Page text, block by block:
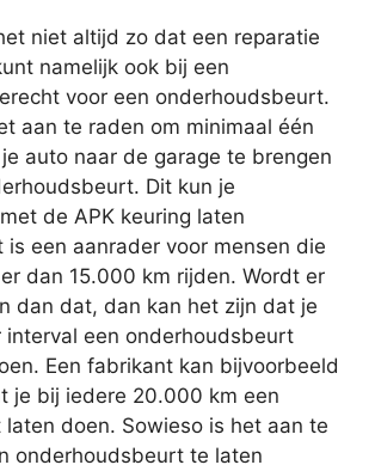
niet altijd zo dat een reparatie
namelijk ook bij een
voor een onderhoudsbeurt.
aan te raden om minimaal één
auto naar de garage te brengen
Dit kun je
de APK keuring laten
is een aanrader voor mensen die
dan 15.000 km rijden. Wordt er
dan dat, dan kan het zijn dat je
interval een onderhoudsbeurt
Een fabrikant kan bijvoorbeeld
je bij iedere 20.000 km een
laten doen. Sowieso is het aan te
onderhoudsbeurt te laten